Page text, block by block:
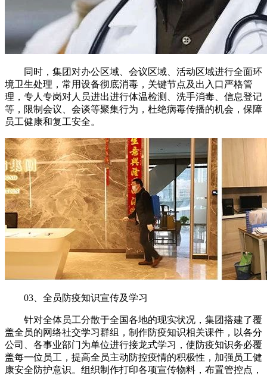
同时，集团对办公区域、会议区域、活动区域进行全面环
境卫生处理，常用设备彻底消毒，关键节点及出入口严格管
理，专人专岗对人员进出进行体温检测、洗手消毒、信息登记
等，限制会议、会谈等聚集行为，杜绝病毒传播的机会，保障
员工健康和复工安全。
03、全员防疫知识宣传及学习
针对全体员工分散于全国各地的现实状况，集团搭建了覆
盖全员的网络社交学习群组，制作防疫知识相关课件，以各分
公司、各事业部门为单位进行接龙式学习，使防疫知识务必覆
盖每一位员工，提高全员主动防控疫情的积极性，加强员工健
康安全防护意识。组织制作打印各项宣传物料，布置管控点，